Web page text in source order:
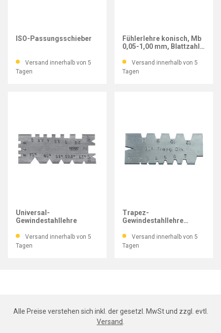
ISO-Passungsschieber
Versand innerhalb von 5
Tagen
Fühlerlehre konisch, Mb
0,05-1,00 mm, Blattzahl
Versand innerhalb von 5
Tagen
Universal-
Gewindestahllehre
Versand innerhalb von 5
Tagen
Trapez-
Gewindestahllehre
Versand innerhalb von 5
Tagen
Alle Preise verstehen sich inkl. der gesetzl. MwSt und zzgl. evtl.
Versand